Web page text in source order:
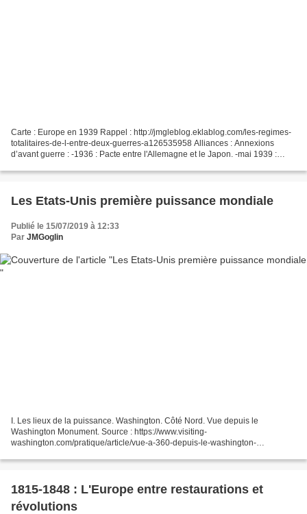
Carte : Europe en 1939 Rappel : http://jmgleblog.eklablog.com/les-regimes-
totalitaires-de-l-entre-deux-guerres-a126535958 Alliances : Annexions
d’avant guerre : -1936 : Pacte entre l'Allemagne et le Japon. -mai 1939 :
Les Etats-Unis première puissance mondiale
Publié le 15/07/2019 à 12:33
Par JMGoglin
I. Les lieux de la puissance. Washington. Côté Nord. Vue depuis le
Washington Monument. Source : https://www.visiting-
washington.com/pratique/article/vue-a-360-depuis-le-washington-
https://www.visiting-washington.com/pratique/article/vue-a-360-depuis-le-
1815-1848 : L'Europe entre restaurations et
révolutions